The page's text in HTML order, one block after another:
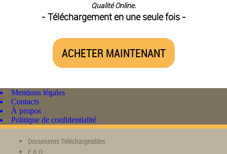
Qualité Online.
- Téléchargement en une seule fois -
ACHETER MAINTENANT
Mentions légales
Contacts
À propos
Politique de confidentialité
Documents Téléchargeables
F.A.Q